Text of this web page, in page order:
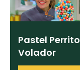
Ingrediente
Pastel Perrito
Volador